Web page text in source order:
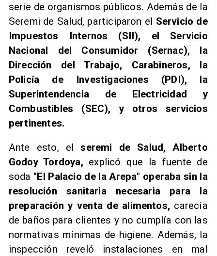
serie de organismos públicos. Además de la
Seremi de Salud, participaron el Servicio de
Impuestos Internos (SII), el Servicio
Nacional del Consumidor (Sernac), la
Dirección del Trabajo, Carabineros, la
Policía de Investigaciones (PDI), la
Superintendencia de Electricidad y
Combustibles (SEC), y otros servicios
pertinentes.
Ante esto, elseremi de Salud, Alberto
Godoy Tordoya, explicó que la fuente de
soda "El Palacio de la Arepa" operaba sin la
resolución sanitaria necesaria para la
preparación y venta de alimentos, carecía
de baños para clientes y no cumplía con las
normativas mínimas de higiene. Además, la
inspección reveló instalaciones en mal